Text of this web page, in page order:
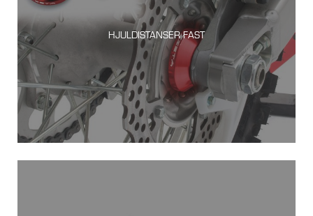
HJULDISTANSER FAST